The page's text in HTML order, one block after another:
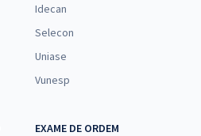
Idecan
Selecon
Uniase
Vunesp
EXAME DE ORDEM